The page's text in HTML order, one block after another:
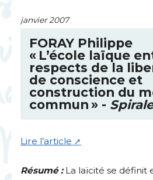
janvier 2007
FORAY Philippe
« L’école laïque
respects de la
de conscience et
construction du
commun» - Spirale
Lire l’article
Résumé : La laïcité se définit